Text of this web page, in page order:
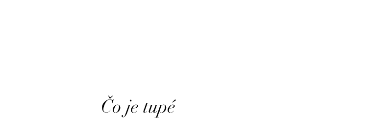
Čo je tupé